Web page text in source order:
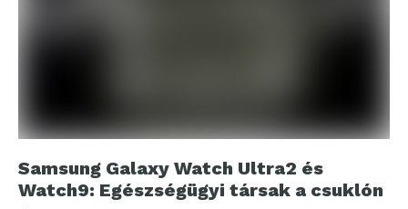
Samsung Galaxy Watch Ultra2 és
Watch9: Egészségügyi társak a csuklón